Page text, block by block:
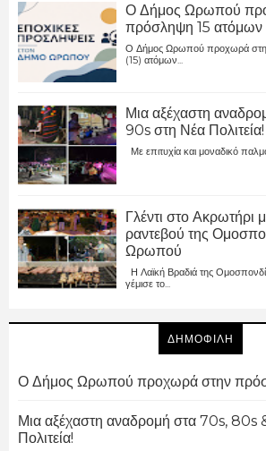
Ο Δήμος Ωρωπού
πρόσληψη 15 ατόμων
Ο Δήμος Ωρωπού προχωρά
(15) ατόμων...
Μια αξέχαστη
90s στη Νέα Πολιτεία!
Με επιτυχία και μοναδικό
Γλέντι στο Ακρωτήρι
ραντεβού της
Ωρωπού
Η Λαϊκή Βραδιά της
γέμισε το...
ΔΗΜΟΦΙΛΗ
Ο Δήμος Ωρωπού προχωρά στην
Μια αξέχαστη αναδρομή στα 70s, 80s
Πολιτεία!